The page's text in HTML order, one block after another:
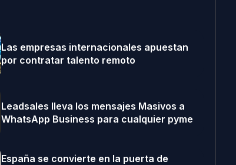
Las empresas internacionales apuestan
por contratar talento remoto
Leadsales lleva los mensajes Masivos a
WhatsApp Business para cualquier pyme
España se convierte en la puerta de